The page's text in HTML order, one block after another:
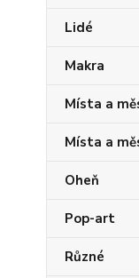
Lidé
Makra
Místa a
Místa a
Oheň
Pop-art
Různé